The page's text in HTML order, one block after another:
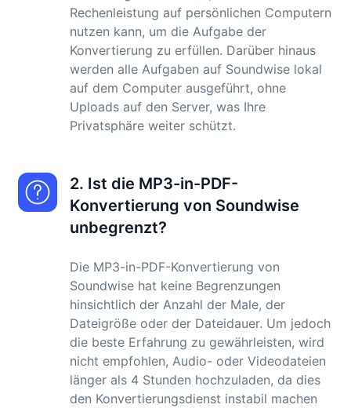
Rechenleistung auf persönlichen Computern
nutzen kann, um die Aufgabe der
Konvertierung zu erfüllen. Darüber hinaus
werden alle Aufgaben auf Soundwise lokal
auf dem Computer ausgeführt, ohne
Uploads auf den Server, was Ihre
Privatsphäre weiter schützt.
2. Ist die MP3-in-PDF-
Konvertierung von Soundwise
unbegrenzt?
Die MP3-in-PDF-Konvertierung von
Soundwise hat keine Begrenzungen
hinsichtlich der Anzahl der Male, der
Dateigröße oder der Dateidauer. Um jedoch
die beste Erfahrung zu gewährleisten, wird
nicht empfohlen, Audio- oder Videodateien
länger als 4 Stunden hochzuladen, da dies
den Konvertierungsdienst instabil machen